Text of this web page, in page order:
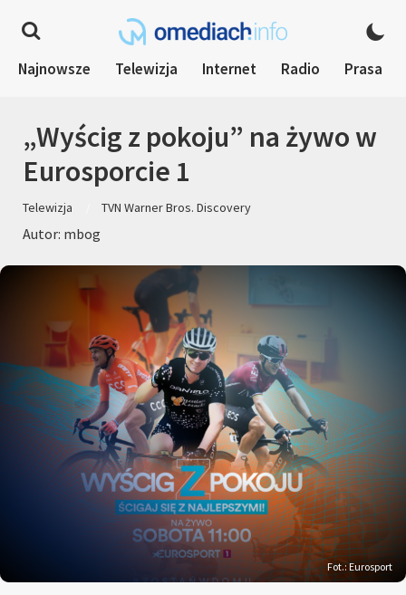
Najnowsze Telewizja Internet Radio Prasa
„Wyścig z pokoju” na żywo w
Eurosporcie 1
Telewizja TVN Warner Bros. Discovery
Autor: mbog
Fot.: Eurosport